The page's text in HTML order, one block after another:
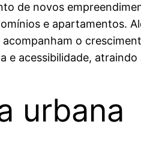
de novos
e apartamentos.
o
acessibilidade,
urbana